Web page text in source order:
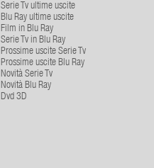
Serie Tv ultime uscite
Blu Ray ultime uscite
Film in Blu Ray
Serie Tv in Blu Ray
Prossime uscite Serie Tv
Prossime uscite Blu Ray
Novità Serie Tv
Novità Blu Ray
Dvd 3D